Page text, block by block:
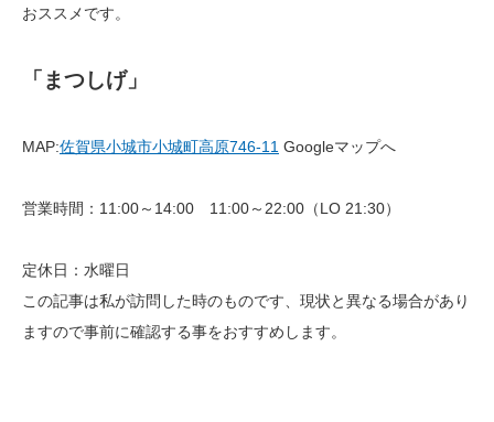
おススメです。
「まつしげ」
MAP:佐賀県小城市小城町高原746-11 Googleマップへ
営業時間：11:00～14:00 11:00～22:00（LO 21:30）
定休日：水曜日
この記事は私が訪問した時のものです、現状と異なる場合があり
ますので事前に確認する事をおすすめします。